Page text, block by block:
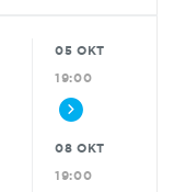
05 OKT
19:00
08 OKT
19:00